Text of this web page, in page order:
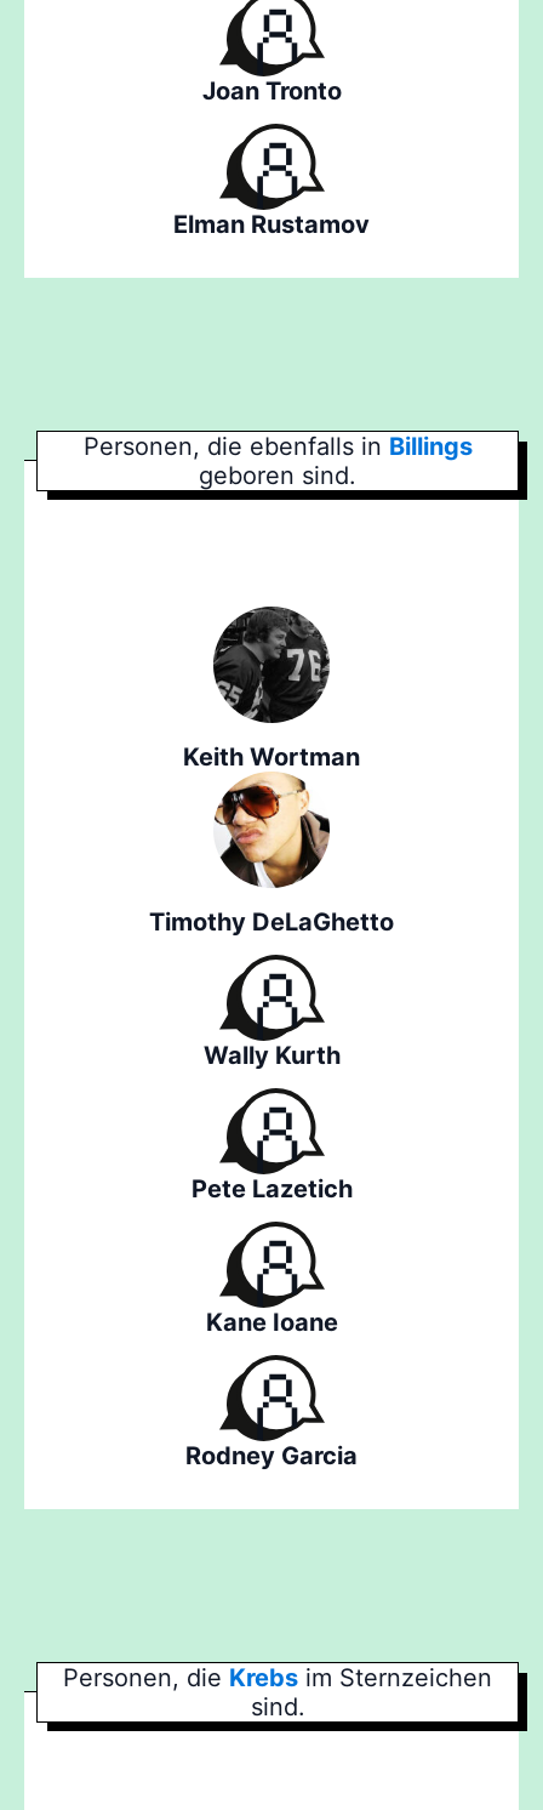
Joan Tronto
Elman Rustamov
Personen, die ebenfalls in Billings
geboren sind.
Keith Wortman
Timothy DeLaGhetto
Wally Kurth
Pete Lazetich
Kane Ioane
Rodney Garcia
Personen, die Krebs im Sternzeichen
sind.